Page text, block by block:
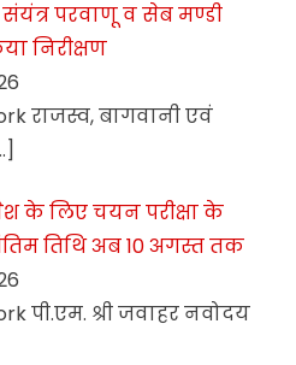
संयंत्र परवाणू व सेब मण्डी
निरीक्षण
राजस्व, बागवानी एवं
के लिए चयन परीक्षा के
तिथि अब 10 अगस्त तक
पी.एम. श्री जवाहर नवोदय